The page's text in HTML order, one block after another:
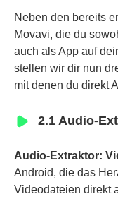
Neben den bereits
Movavi, die du
auch als App auf
stellen wir dir nun
mit denen du direkt
2.1 Audio-
Audio-Extraktor:
Android, die das
Videodateien direkt